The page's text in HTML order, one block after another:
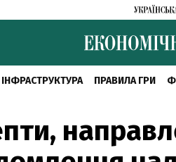
ІНФРАСТРУКТУРА ПРАВИЛА ГРИ